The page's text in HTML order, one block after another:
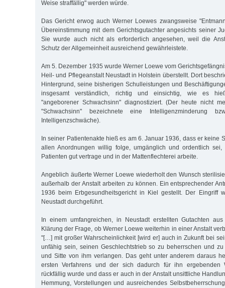
Weise straffällig" werden würde.
Das Gericht erwog auch Werner Loewes zwangsweise
Übereinstimmung mit dem Gerichtsgutachter angesichts seiner
Sie wurde auch nicht als erforderlich angesehen, weil die
Schutz der Allgemeinheit ausreichend gewährleistete.
Am 5. Dezember 1935 wurde Werner Loewe vom
Heil- und Pflegeanstalt Neustadt in Holstein überstellt. Dort
Hintergrund, seine bisherigen Schulleistungen und
insgesamt verständlich, richtig und einsichtig, wie es
"angeborener Schwachsinn" diagnostiziert. (Der heute nicht
"Schwachsinn" bezeichnete eine Intelligenzminderung
Intelligenzschwäche).
In seiner Patientenakte hieß es am 6. Januar 1936, dass er keine
allen Anordnungen willig folge, umgänglich und ordentlich
Patienten gut vertrage und in der Mattenflechterei arbeite.
Angeblich äußerte Werner Loewe wiederholt den Wunsch
außerhalb der Anstalt arbeiten zu können. Ein entsprechender
1936 beim Erbgesundheitsgericht in Kiel gestellt. Der Eingriff
Neustadt durchgeführt.
In einem umfangreichen, in Neustadt erstellten Gutachten
Klärung der Frage, ob Werner Loewe weiterhin in einer Anstalt
"[…] mit großer Wahrscheinlichkeit [wird er] auch in Zukunft bei
unfähig sein, seinen Geschlechtstrieb so zu beherrschen und
und Sitte von ihm verlangen. Das geht unter anderem daraus
ersten Verfahrens und der sich dadurch für ihn ergebenden
rückfällig wurde und dass er auch in der Anstalt unsittliche
Hemmung, Vorstellungen und ausreichendes